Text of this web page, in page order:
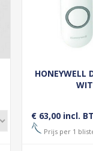
HONEYWELL
€ 63,00 incl.
Prijs per 1